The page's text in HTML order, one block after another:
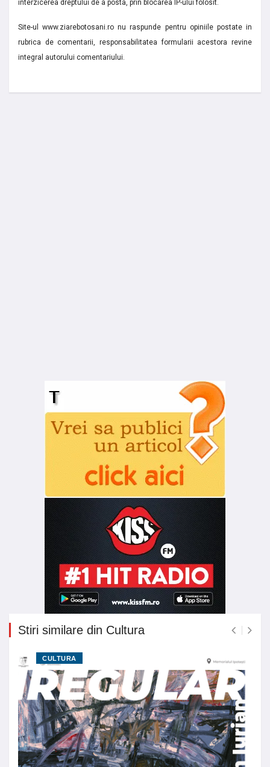
interzicerea dreptului de a posta, prin blocarea IP-ului folosit.
Site-ul www.ziarebotosani.ro nu raspunde pentru opiniile postate in
rubrica de comentarii, responsabilitatea formularii acestora revine
integral autorului comentariului.
Stiri similare din Cultura
CULTURA